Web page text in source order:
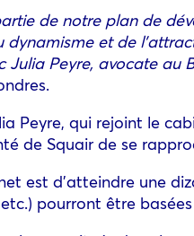
de notre plan de
et de
Julia Peyre, avocate au
Peyre, qui rejoint le
de Squair de se
est d’atteindre une
pourront être